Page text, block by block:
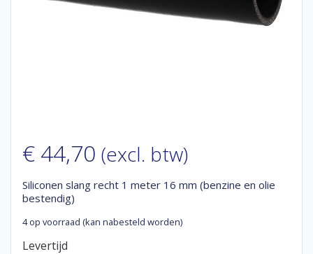
€ 44,70 (excl. btw)
Siliconen slang recht 1 meter 16 mm (benzine en olie
bestendig)
4 op voorraad (kan nabesteld worden)
Levertijd